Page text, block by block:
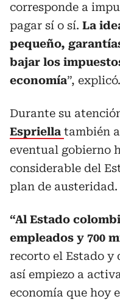
corresponde a
pagar sí o sí. La
pequeño,
bajar los
economía”, explicó.
Durante su
Espriella también
eventual gobierno
considerable del
plan de austeridad.
“Al Estado
empleados y 700
recorto el Estado y
así empiezo a
economía que hoy